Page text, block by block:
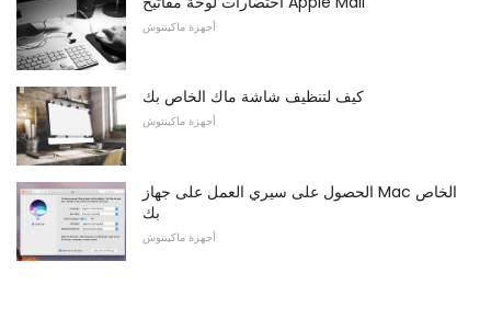
أجهزة ماكينتوش
كيف لتنظيف شاشة ماك الخاص بك
أجهزة ماكينتوش
الحصول على سيري العمل على جهاز Mac الخاص
بك
أجهزة ماكينتوش